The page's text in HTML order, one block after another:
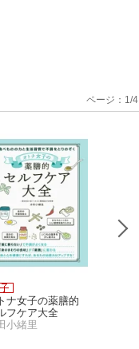
ナ女子の薬膳的
フケア大全
小緒里
ページ： 1 /4